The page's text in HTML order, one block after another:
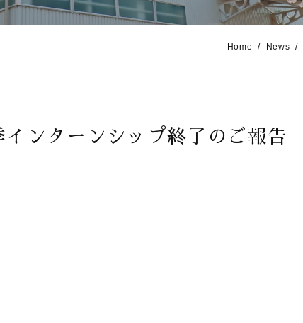
Home News
ンターンシップ終了のご報告